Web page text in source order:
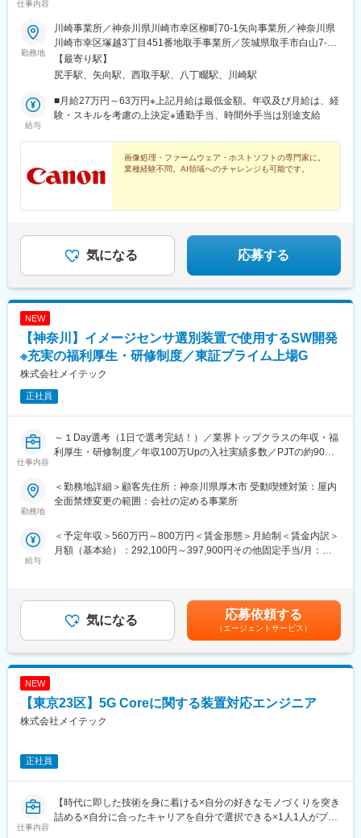
仕事内容
勤務地
川崎事業所／神奈川県川崎市幸区柳町70-1矢向事業所／神奈川県
川崎市幸区塚越3丁目451番地取手事業所／茨城県取手市白山7-5-
1 ※マイカー通勤可能（規定あり）＜配属先＞【1】矢向事業
所・取手事業所【2】川崎事業所・矢向事業所・取手事業所【3】
【最寄り駅】
尻手駅、矢向駅、西取手駅、八丁畷駅、川崎駅
給与
■月給27万円～63万円※上記月給は最低金額。年収及び月給は、経
験・スキルを考慮の上決定※通勤手当、時間外手当は別途支給
画像処理・ファームウェア・ホストソフトの専門家に。
業種経験不問。AI領域へのチャレンジも可能です。
気になる 応募する
NEW
【神奈川】イメージセンサ選別装置で使用するSW開発
※充実の福利厚生・研修制度／東証プライム上場G
株式会社メイテック
正社員
仕事内容
～１Day選考（1日で選考完結！）／業界トップクラスの年収・福
利厚生・研修制度／年収100万Upの入社実績多数／PJTの約90%
6.0％（メーカー平均約9.7%）～
【時代に即した技術を身に着ける×自分の好きなモノづくりを突き
のエンジニアをして技術を高め続ける】
～転職回数多い方でも歓迎／業界トップクラスの平均年収600万
■職務内容：
イメージセンサ選別装置で使用するSW開発（制御PC上のSW、装
置内のSW）、イメージセンサ選別装置に組み込むFPGAの論理設
計
■業務の魅力：
イメージセンサーは、デジタルカメラやスマートフォンといった
イメージング用途だけでなく、車載用など、生活に必須なセンシ
将来のイメージセンサーを支える新しい要素技術の研究開発に確
かなやりがいを感じていただけるポジションです。
今後拡大する自動運転などのモビリティ業界やスマートファクト
リーなど
AIやIoTを活用したsociety5.3社会での活躍の第一歩となるキャリ
勤務地
＜勤務地詳細＞顧客先住所：神奈川県厚木市 受動喫煙対策：屋内
全面禁煙変更の範囲：会社の定める事業所
給与
＜予定年収＞560万円～800万円＜賃金形態＞月給制＜賃金内訳＞
月額（基本給）：292,100円～397,900円その他固定手当/月：
じて上下する可能性があります。月給(月額)は固定手当を含めた表
記です。気になる 応募依頼する
（エージェントサービス）
NEW
【東京23区】5G Coreに関する装置対応エンジニア
株式会社メイテック
正社員
仕事内容
【時代に即した技術を身に着ける×自分の好きなモノづくりを突き
詰める×自分に合ったキャリアを自分で選択できる×1人1人がプロ